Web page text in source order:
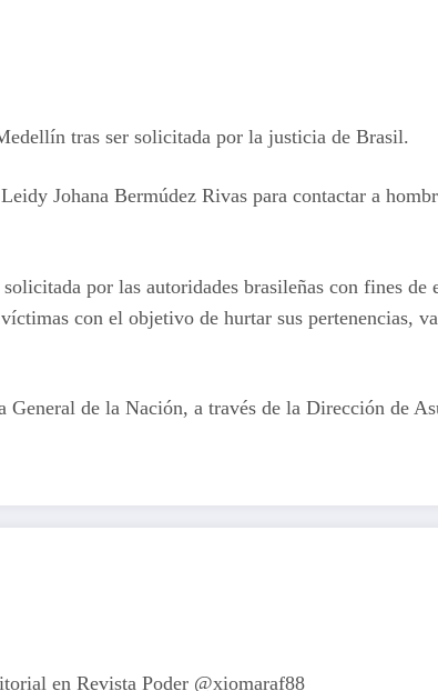
tras ser solicitada por la justicia de Brasil.
Johana Bermúdez Rivas para contactar a
por las autoridades brasileñas con fines
con el objetivo de hurtar sus pertenencias,
de la Nación, a través de la Dirección de
en Revista Poder @xiomaraf88